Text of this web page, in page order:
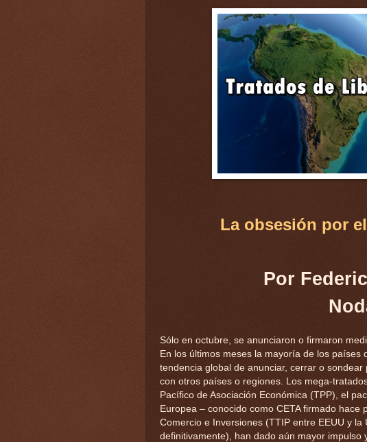
La obsesión por
Por
Sólo en octubre, se anunciaron o firmaron
En los últimos meses la mayoría de los países
tendencia global de anunciar, cerrar o
con otros países o regiones. Los mega-
Pacífico de Asociación Económica (TPP), el
Europea – conocido como CETA firmado
Comercio e Inversiones (TTIP entre EEUU y
definitivamente), han dado aún mayor